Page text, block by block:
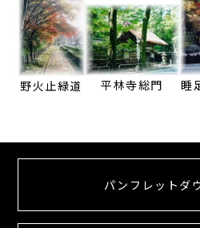
野火止緑道 平林寺総門 睡
パンフレットダ